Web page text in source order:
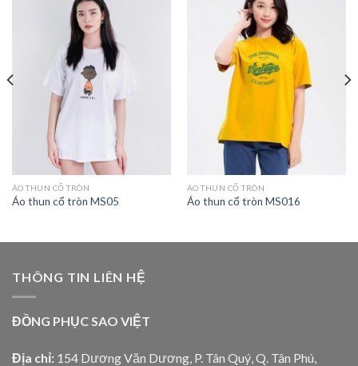
ÁO THUN CỔ TRÒN
Áo thun cổ tròn MS05
ÁO THUN CỔ TRÒN
Áo thun cổ tròn MS016
THÔNG TIN LIÊN HỆ
ĐỒNG PHỤC SAO VIỆT
Địa chỉ: 154 Dương Văn Dương, P. Tân Quý, Q. Tân Phú,